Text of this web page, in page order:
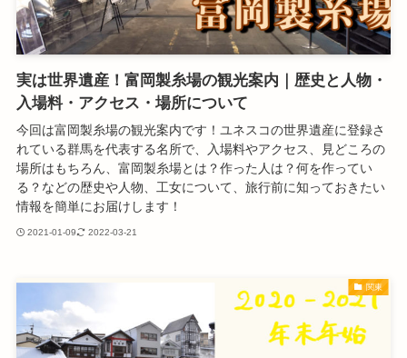
実は世界遺産！富岡製糸場の観光案内｜歴史と人物・
入場料・アクセス・場所について
今回は富岡製糸場の観光案内です！ユネスコの世界遺産に登録さ
れている群馬を代表する名所で、入場料やアクセス、見どころの
場所はもちろん、富岡製糸場とは？作った人は？何を作ってい
る？などの歴史や人物、工女について、旅行前に知っておきたい
情報を簡単にお届けします！
2021-01-09 2022-03-21
関東